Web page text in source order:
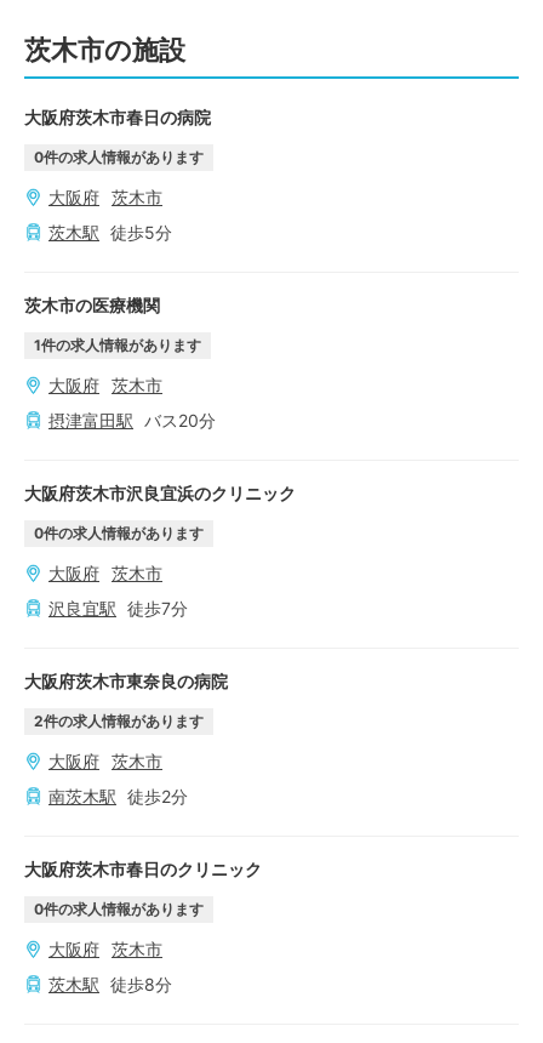
茨木市の施設
大阪府茨木市春日の病院
0件の求人情報があります
大阪府 茨木市
茨木駅 徒歩5分
茨木市の医療機関
1件の求人情報があります
大阪府 茨木市
摂津富田駅 バス20分
大阪府茨木市沢良宜浜のクリニック
0件の求人情報があります
大阪府 茨木市
沢良宜駅 徒歩7分
大阪府茨木市東奈良の病院
2件の求人情報があります
大阪府 茨木市
南茨木駅 徒歩2分
大阪府茨木市春日のクリニック
0件の求人情報があります
大阪府 茨木市
茨木駅 徒歩8分